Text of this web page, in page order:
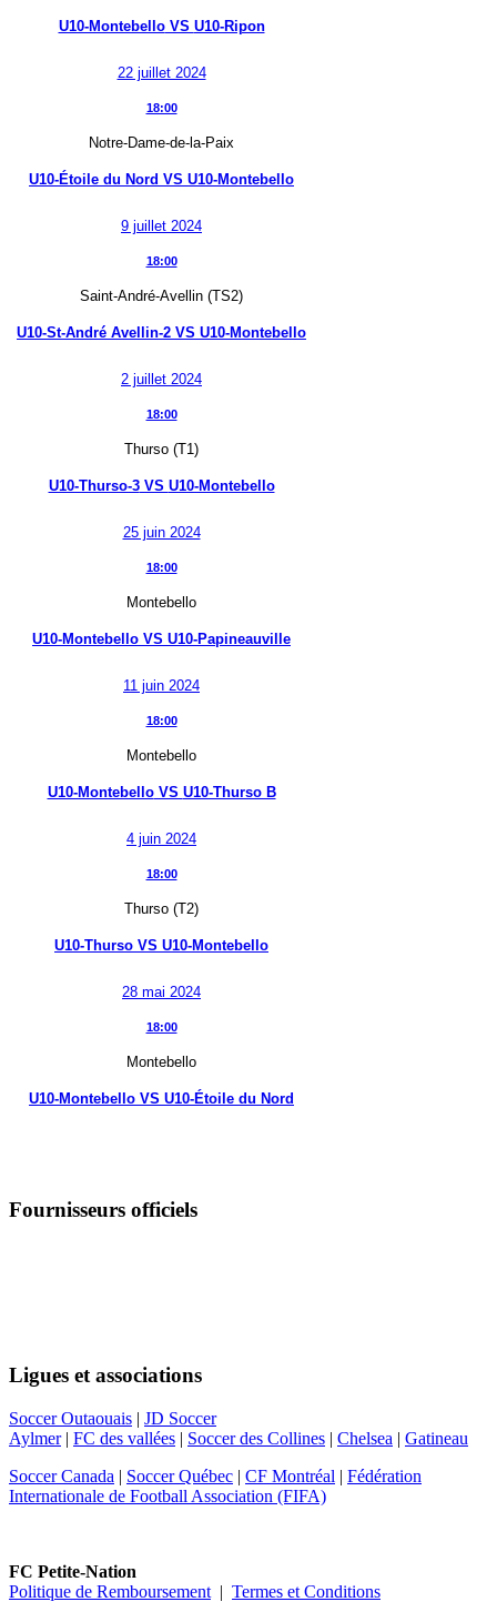
U10-MontebelloVS U10-Ripon
22 juillet 2024
18:00
Notre-Dame-de-la-Paix
U10-Étoile du Nord VS U10-Montebello
9 juillet 2024
18:00
Saint-André-Avellin (TS2)
U10-St-André Avellin-2 VS U10-Montebello
2 juillet 2024
18:00
Thurso (T1)
U10-Thurso-3VS U10-Montebello
25 juin 2024
18:00
Montebello
U10-Montebello VS U10-Papineauville
11 juin 2024
18:00
Montebello
U10-MontebelloVS U10-Thurso B
4 juin 2024
18:00
Thurso (T2)
U10-Thurso VS U10-Montebello
28 mai 2024
18:00
Montebello
U10-Montebello VS U10-Étoile du Nord
Fournisseurs officiels
Ligues et associations
Soccer Outaouais | JD Soccer
Aylmer| FC des vallées | Soccer des Collines | Chelsea | Gatineau
Soccer Canada | Soccer Québec | CF Montréal | Fédération
Internationale de Football Association (FIFA)
FC Petite-Nation
Politique de Remboursement | Termes et Conditions